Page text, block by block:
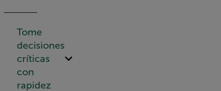
Tome
decisiones
críticas
con
rapidez